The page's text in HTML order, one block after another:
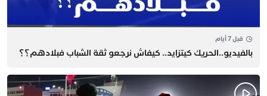
قبل 7 أيام
بالفيديو..الحريك كيتزايد.. كيفاش نرجعو ثقة الشباب فبلادهم؟؟